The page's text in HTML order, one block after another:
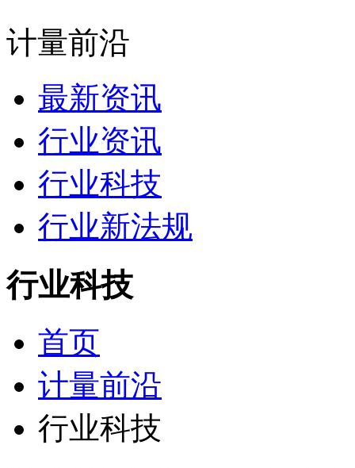
计量前沿
最新资讯
行业资讯
行业科技
行业新法规
行业科技
首页
计量前沿
行业科技